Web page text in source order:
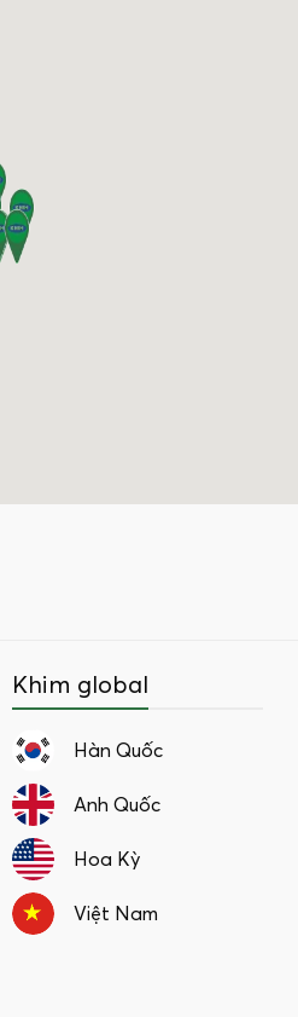
Khim global
Hàn Quốc
Anh Quốc
Hoa Kỳ
Việt Nam